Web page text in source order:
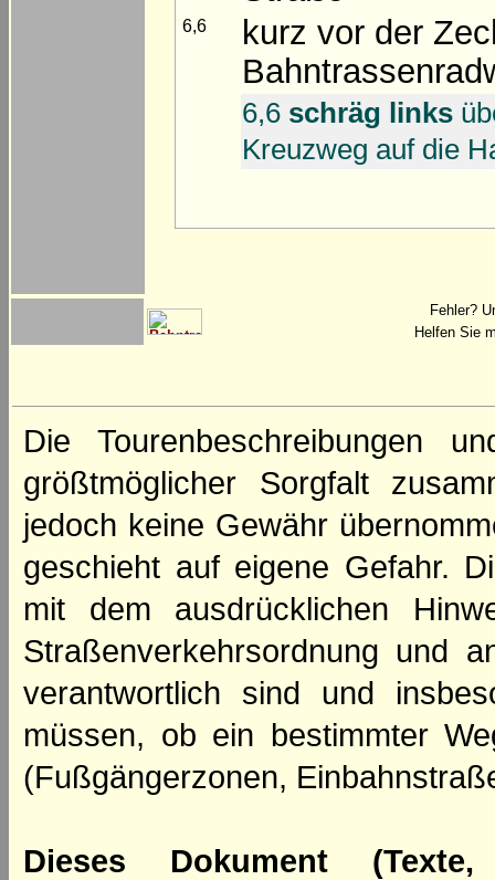
6,6
kurz vor der
6,6 schräg links
Kreuzweg auf die
Fehler?
Helfen Sie
Die Tourenbeschreibungen
größtmöglicher Sorgfalt
jedoch keine Gewähr
geschieht auf eigene Gefahr.
mit dem ausdrücklichen
Straßenverkehrsordnung und
verantwortlich sind und
müssen, ob ein bestimmter
(Fußgängerzonen,
Dieses Dokument